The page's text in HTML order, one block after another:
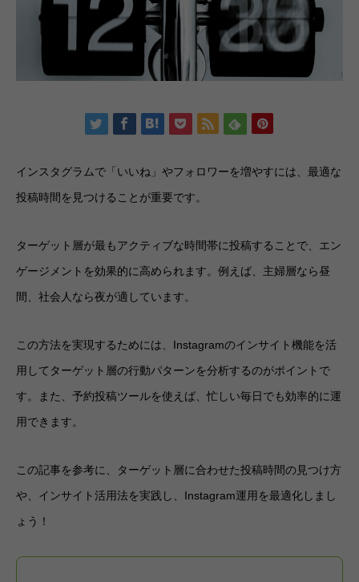
インスタグラムで「いいね」やフォロワーを増やすには、最適な
投稿時間を見つけることが重要です。
ターゲット層が最もアクティブな時間帯に投稿することで、エン
ゲージメントを効果的に高められます。例えば、主婦層なら昼
間、社会人なら夜が適しています。
この方法を実現するためには、Instagramのインサイト機能を活
用してターゲット層の行動パターンを分析するのがポイントで
す。また、予約投稿ツールを使えば、忙しい毎日でも効率的に運
用できます。
この記事を参考に、ターゲット層に合わせた投稿時間の見つけ方
や、インサイト活用法を実践し、Instagram運用を最適化しまし
ょう！